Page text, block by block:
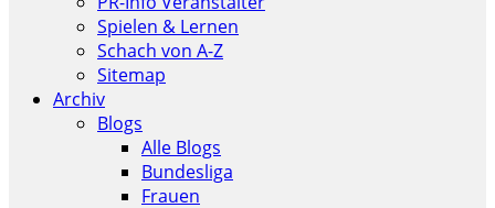
Spielen & Lernen
Schach von A-Z
Sitemap
Archiv
Blogs
Alle Blogs
Bundesliga
Frauen